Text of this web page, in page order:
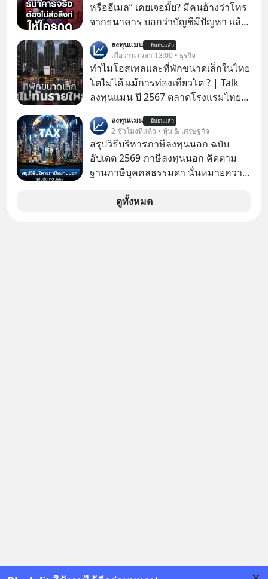
หรืออีเมล” เคยเจอมั้ย? มีคนอ้างว่าโทร
จากธนาคาร บอกว่าบัญชีมีปัญหา แล้ว
ทันที มาฟัง “ป้าเก๋าเล่ากลโกง” เพื่อรู้ทัน
มุกหลอกลวงในคราบความน่าเชื่อถือ
กันค่ะ #แก้เกมกลโกง #ป้าเก๋าเล่ากล
โกง #LivesSustainably #อยู่อย่าง
ยั่งยืน #CyberSecurity #ป้าเก๋า
#FraudEducation #FinancialLiteracy
#DigitalBankWithHumanTouch
ลงทุนแมน ยืนยันแล้ว
เมื่อวาน เวลา 13:00 • ธุรกิจ
ทำไมโฮสเทลและที่พักขนาดเล็กในไทย
โตไม่ได้ แม้การท่องเที่ยวโต ? | Talk
ลงทุนแมน ปี 2567 ตลาดโรงแรมไทย
หรือไม่ว่า รายได้กว่า 85% กระจุกอยู่กับ
ผู้ประกอบการรายใหญ่ และมีอัตราการ
เติบโตได้ถึง 16% ขณะที่ผู้ประกอบการ
โฮสเทลและที่พักขนาดเล็ก ซึ่งมีสัดส่วน
ถึง 91% ของธุรกิจที่พักทั้งหมด กลับโต
เพียง 1.3% เท่านั้น เกิดอะไรขึ้นกับที่พัก
รายเล็ก ? อะไรคือข้อจำกัดที่ทำให้โต
ลงทุนแมน ยืนยันแล้ว
2 ชั่วโมงที่แล้ว • หุ้น & เศรษฐกิจ
สรุปวิธีบริหารภาษีลงทุนนอก ฉบับ
อัปเดต 2569 ภาษีลงทุนนอก คิดตาม
ฐานภาษีบุคคลธรรมดา นั่นหมายความ
ดูทั้งหมด